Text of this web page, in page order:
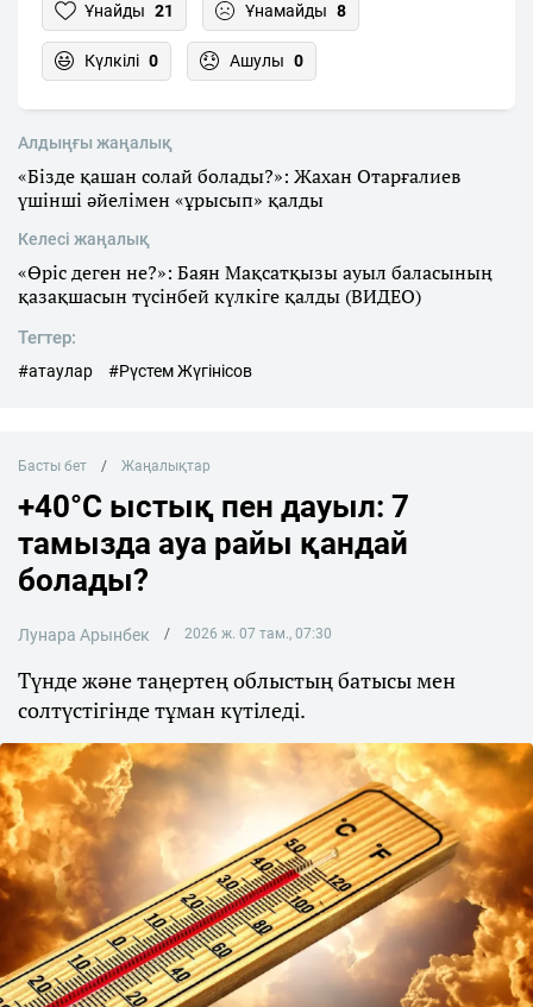
Ұнайды 21 Ұнамайды 8
Күлкілі 0 Ашулы 0
Алдыңғы жаңалық
«Бізде қашан солай болады?»: Жахан Отарғалиев
үшінші әйелімен «ұрысып» қалды
Келесі жаңалық
«Өріс деген не?»: Баян Мақсатқызы ауыл баласының
қазақшасын түсінбей күлкіге қалды (ВИДЕО)
Тегтер:
#атаулар #Рүстем Жүгінісов
Басты бет Жаңалықтар
+40°C ыстық пен дауыл: 7
тамызда ауа райы қандай
болады?
Лунара Арынбек 2026 ж. 07 там., 07:30
Түнде және таңертең облыстың батысы мен
солтүстігінде тұман күтіледі.